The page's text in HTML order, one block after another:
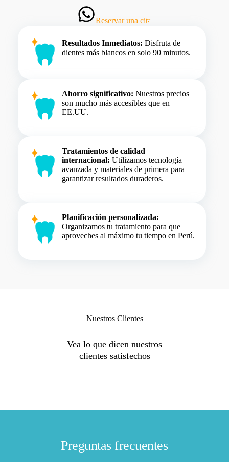
Reservar una cita
Resultados Inmediatos: Disfruta de
dientes más blancos en solo 90 minutos.
Ahorro significativo: Nuestros precios
son mucho más accesibles que en
EE.UU.
Tratamientos de calidad
internacional: Utilizamos tecnología
avanzada y materiales de primera para
garantizar resultados duraderos.
Planificación personalizada:
Organizamos tu tratamiento para que
aproveches al máximo tu tiempo en Perú.
Nuestros Clientes
Vea lo que dicen nuestros
clientes satisfechos
Preguntas frecuentes